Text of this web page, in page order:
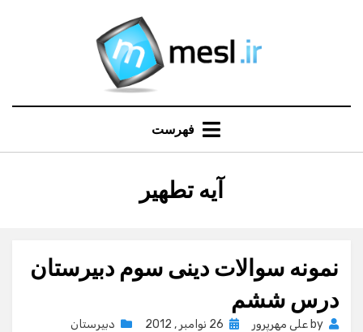
فهرست
برچسب
:
آیه تطهیر
نمونه سوالات دینی سوم دبیرستان
درس ششم
by علی مهرپرور
Posted
26 نوامبر , 2012 دبیرستان